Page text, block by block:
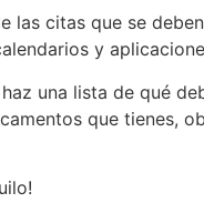
citas que se
y
una lista de qué
que tienes,